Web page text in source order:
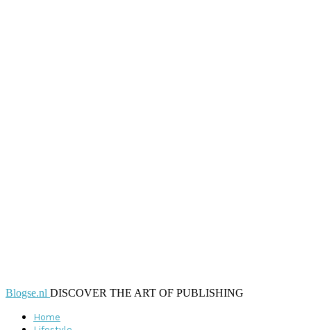
Blogse.nl DISCOVER THE ART OF PUBLISHING
Home